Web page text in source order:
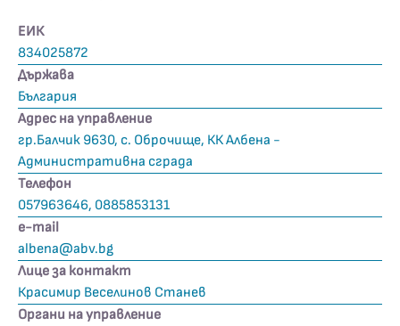
ЕИК
834025872
Държава
България
Адрес на управление
гр.Балчик 9630, с. Оброчище, КК Албена -
Административна сграда
Телефон
057963646, 0885853131
е-mail
albena@abv.bg
Лице за контакт
Красимир Веселинов Станев
Органи на управление